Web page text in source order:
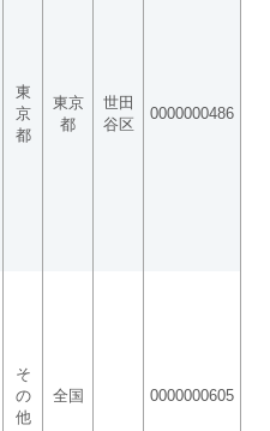
東
京
都
東京
都
世田
谷区
0000000486
そ
の
他
全国 0000000605